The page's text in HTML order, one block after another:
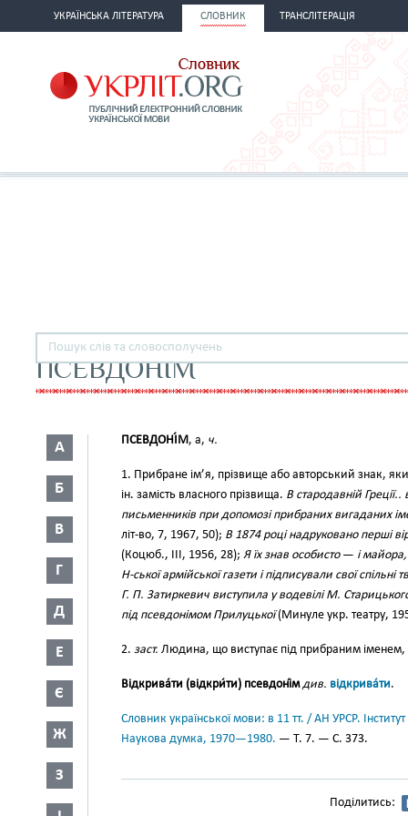
УКРАЇНСЬКА ЛІТЕРАТУРА СЛОВНИК ТРАНСЛІТЕРАЦІЯ
ПСЕВДОНІМ
А
Б
В
Г
Д
Е
Є
Ж
З
ПСЕВДОНІ́М, а, ч.
1. Прибране ім’я, прізвище або авторський знак,
ін. замість власного прізвища. В стародавній
письменників при допомозі прибраних вигаданих
літ-во, 7, 1967, 50); В 1874 році надруковано перші
(Коцюб., III, 1956, 28); Я їх знав особисто— і
Н-ської армійської газети і підписували свої
Г. П. Затиркевич виступила у водевілі М.
під псевдонімом Прилуцької(Минуле укр. театру,
2. заст. Людина, що виступає під прибраним
Відкрива́ти (відкри́ти) псевдоні́м див. відкрива́ти.
Словник української мови: в 11 тт. / АН УРСР.
Наукова думка, 1970—1980. — Т. 7. — С. 373.
Поділитись: